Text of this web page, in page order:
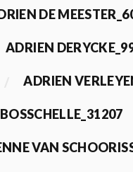
DE
ADRIEN
ADRIEN
VAN